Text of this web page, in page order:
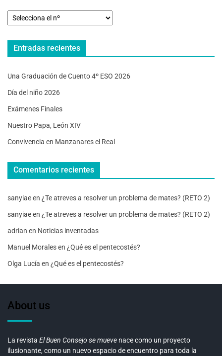
Entradas recientes
Una Graduación de Cuento 4º ESO 2026
Día del niño 2026
Exámenes Finales
Nuestro Papa, León XIV
Convivencia en Manzanares el Real
Comentarios recientes
sanyiaeen ¿Te atreves a resolver un problema de mates? (RETO 2)
sanyiaeen ¿Te atreves a resolver un problema de mates? (RETO 2)
adrian en Noticias inventadas
Manuel Moralesen ¿Qué es el pentecostés?
Olga Lucía en ¿Qué es el pentecostés?
About us
La revista El Buen Consejo se mueve nace como un proyecto
ilusionante, como un nuevo espacio de encuentro para toda la